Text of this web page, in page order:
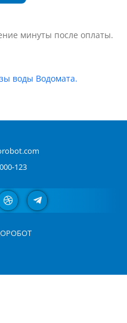
минуты после оплаты.
воды Водомата.
123